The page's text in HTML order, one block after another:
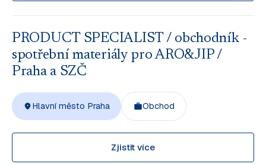
PRODUCT SPECIALIST / obchodník -
spotřební materiály pro ARO&JIP /
Praha a SZČ
Hlavní město Praha Obchod
Zjistit více